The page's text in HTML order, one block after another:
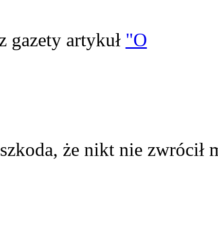
gazety artykuł "O
że nikt nie zwrócił